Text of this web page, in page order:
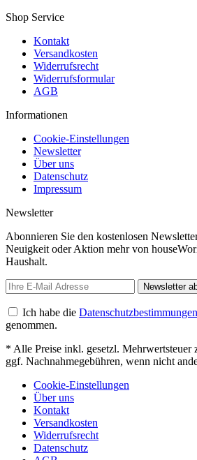
Shop Service
Kontakt
Versandkosten
Widerrufsrecht
Widerrufsformular
AGB
Informationen
Cookie-Einstellungen
Newsletter
Über uns
Datenschutz
Impressum
Newsletter
Abonnieren Sie den kostenlosen
Neuigkeit oder Aktion mehr von
Haushalt.
Newsletter
Ich habe die Datenschutzbestimmungen
genommen.
* Alle Preise inkl. gesetzl. Mehrwertsteuer
ggf. Nachnahmegebühren, wenn nicht
Cookie-Einstellungen
Über uns
Kontakt
Versandkosten
Widerrufsrecht
Datenschutz